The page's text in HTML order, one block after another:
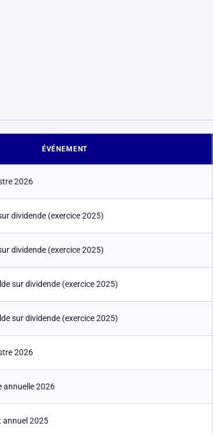
ÉVÉNEMENT
2026
dividende (exercice 2025)
dividende (exercice 2025)
sur dividende (exercice 2025)
sur dividende (exercice 2025)
2026
annuelle 2026
annuel 2025